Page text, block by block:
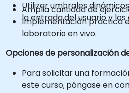
Utilizar umbrales
la entrada del usuario y
Amplia cantidad de
Implementación práctica
laboratorio en vivo.
Opciones de personalización
Para solicitar una
este curso, póngase en